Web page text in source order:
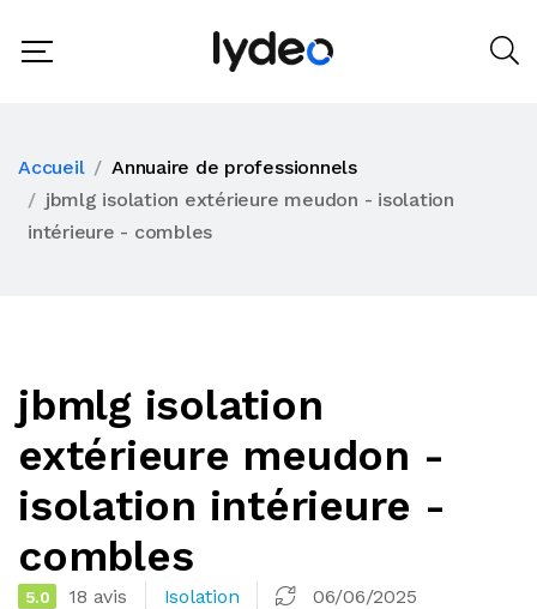
Accueil
Annuaire de professionnels
jbmlg isolation extérieure meudon - isolation
intérieure - combles
jbmlg isolation
extérieure meudon -
isolation intérieure -
combles
5.0 18 avis Isolation 06/06/2025